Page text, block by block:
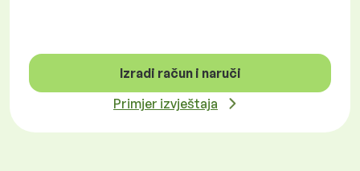
Izradi račun i naruči
Primjer izvještaja